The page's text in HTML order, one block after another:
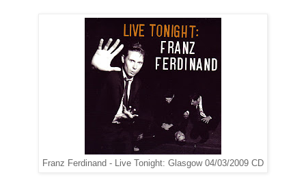
Franz Ferdinand - Live Tonight: Glasgow 04/03/2009 CD